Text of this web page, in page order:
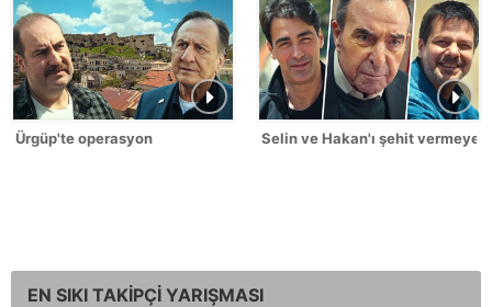
Ürgüp'te operasyon Selin ve Hakan'ı şehit
EN SIKI TAKİPÇİ YARIŞMASI